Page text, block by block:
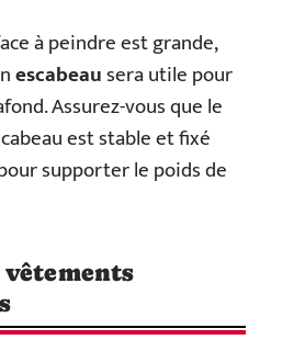
à peindre est grande,
escabeausera utile pour
Assurez-vous que le
est stable et fixé
supporter le poids de
vêtements